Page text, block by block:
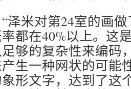
泽米对第24室的画
都在40%以上。这
够的复杂性来编码
生一种网状的可能
形文字，达到了这